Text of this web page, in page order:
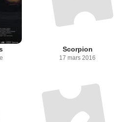
Scorpion
17 mars 2016